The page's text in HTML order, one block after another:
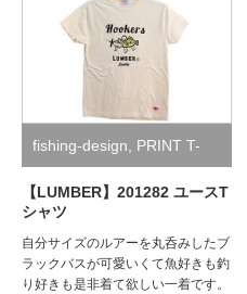
fishing-design PRINT T-
shirts
【LUMBER】201282 ユースT
シャツ
自分サイズのルアーを丸呑みしたブ
ラックバスが可愛いくて魚好きも釣
り好きも是非着て欲しい一着です。